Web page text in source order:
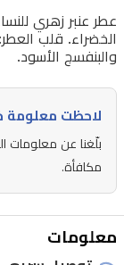
عطر عنبر زهري
الخضراء. قلب
والبنفسج الأسود.
لاحظت معلومة
بلّغنا عن معلومات
مكافأة.
معلومات